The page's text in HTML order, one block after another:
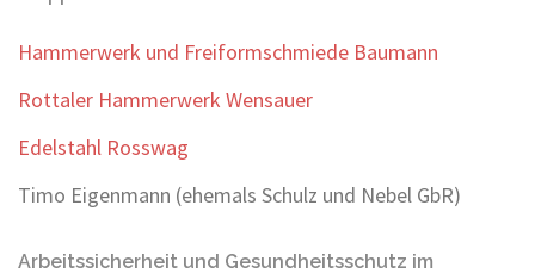
Hammerwerk und Freiformschmiede Baumann
Rottaler Hammerwerk Wensauer
Edelstahl Rosswag
Timo Eigenmann (ehemals Schulz und Nebel GbR)
Arbeitssicherheit und Gesundheitsschutz im